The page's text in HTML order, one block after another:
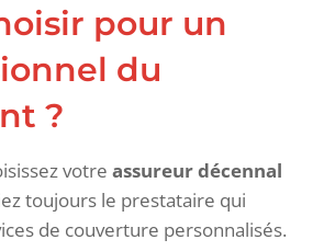
pour un
du
?
votre assureur décennal
toujours le prestataire qui
de couverture personnalisés.